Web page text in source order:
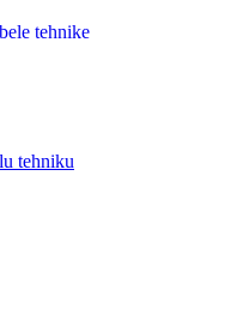
tehnike
tehniku